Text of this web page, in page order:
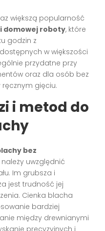
większą popularność
domowej roboty, które
godzin z
w większości
przydatne przy
oraz dla osób bez
gięciu.
i metod do
bez
należy uwzględnić
Im grubsza i
jest trudność jej
Cienka blacha
bardziej
między drewnianymi
precyzyjnych i